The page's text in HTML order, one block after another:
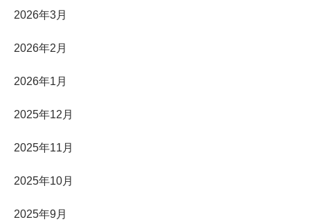
2026年3月
2026年2月
2026年1月
2025年12月
2025年11月
2025年10月
2025年9月